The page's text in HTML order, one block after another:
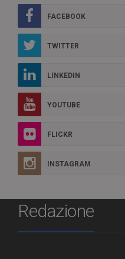
FACEBOOK
TWITTER
LINKEDIN
YOUTUBE
FLICKR
INSTAGRAM
Redazione